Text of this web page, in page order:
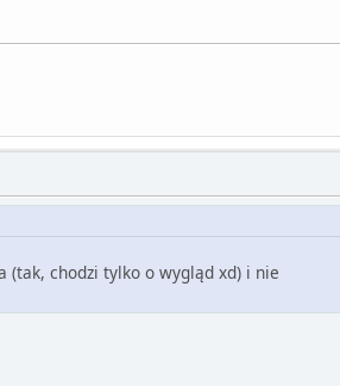
(tak, chodzi tylko o wygląd xd) i nie